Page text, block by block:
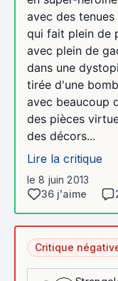
avec des
qui fait plein de
avec plein de
dans une
tirée d'une
avec beaucoup
des pièces
des décors...
Lire la critique
le 8 juin 2013
36 j'aime
Critique